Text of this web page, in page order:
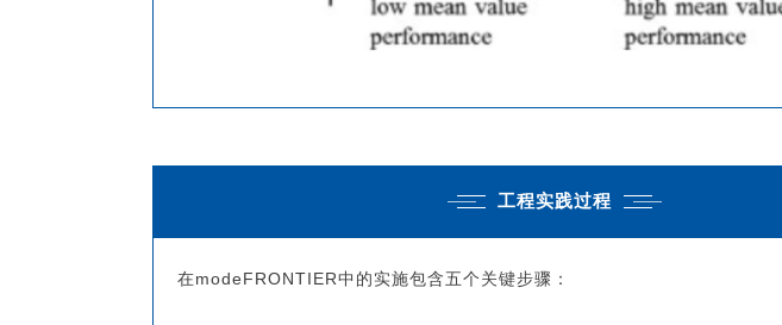
工程实践过程
在modeFRONTIER中的实施包含五个关键步骤：